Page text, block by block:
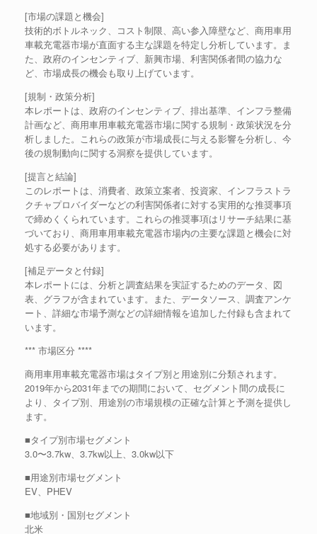
[市場の課題と機会]
技術的ボトルネック、コスト制限、高い参入障壁など、商用車用
車載充電器市場が直面する主な課題を特定し分析しています。ま
た、政府のインセンティブ、新興市場、利害関係者間の協力な
ど、市場成長の機会も取り上げています。
[規制・政策分析]
本レポートは、政府のインセンティブ、排出基準、インフラ整備
計画など、商用車用車載充電器市場に関する規制・政策状況を分
析しました。これらの政策が市場成長に与える影響を分析し、今
後の規制動向に関する洞察を提供しています。
[提言と結論]
このレポートは、消費者、政策立案者、投資家、インフラストラ
クチャプロバイダーなどの利害関係者に対する実用的な推奨事項
で締めくくられています。これらの推奨事項はリサーチ結果に基
づいており、商用車用車載充電器市場内の主要な課題と機会に対
処する必要があります。
[補足データと付録]
本レポートには、分析と調査結果を実証するためのデータ、図
表、グラフが含まれています。また、データソース、調査アンケ
ート、詳細な市場予測などの詳細情報を追加した付録も含まれて
います。
*** 市場区分 ****
商用車用車載充電器市場はタイプ別と用途別に分類されます。
2019年から2031年までの期間において、セグメント間の成長に
より、タイプ別、用途別の市場規模の正確な計算と予測を提供し
ます。
■タイプ別市場セグメント
3.0〜3.7kw、3.7kw以上、3.0kw以下
■用途別市場セグメント
EV、PHEV
■地域別・国別セグメント
北米